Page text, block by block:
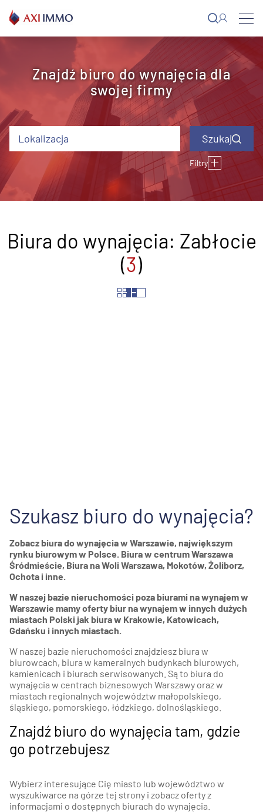
do
treści
Znajdź biuro do wynajęcia dla
swojej firmy
Lokalizacja
Filtry
Status budynku Klimatyzacja Otwierane okna Podnoszona
Biura do wynajęcia: Zabłocie
(3)
Szukasz biuro do wynajęcia?
Zobacz biura do wynajęcia w Warszawie, największym
rynku biurowym w Polsce. Biura w centrum Warszawa
Śródmieście, Biura na Woli Warszawa, Mokotów, Żoliborz,
Ochota i inne.
W naszej bazie nieruchomości poza biurami na wynajem w
Warszawie mamy oferty biur na wynajem w innych dużych
miastach Polski jak biura w Krakowie, Katowicach,
Gdańsku i innych miastach.
W naszej bazie nieruchomości znajdziesz biura w
biurowcach, biura w kameralnych budynkach biurowych,
kamienicach i biurach serwisowanych. Są to biura do
wynajęcia w centrach biznesowych Warszawy oraz w
miastach regionalnych województw małopolskiego,
śląskiego, pomorskiego, łódzkiego, dolnośląskiego.
Znajdź biuro do wynajęcia tam, gdzie
go potrzebujesz
Wybierz interesujące Cię miasto lub województwo w
wyszukiwarce na górze tej strony i zobacz oferty z
informacjami o dostępnych biurach do wynajęcia.